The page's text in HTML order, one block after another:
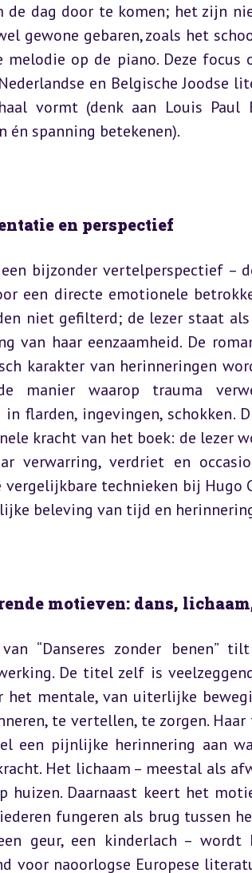
dag door te komen; het zijn
gewone gebaren, zoals het
melodie op de piano. Deze
en Belgische Joodse
vormt (denk aan Louis Paul
spanning betekenen).
en perspectief
bijzonder vertelperspectief
een directe emotionele
niet gefilterd; de lezer staat
van haar eenzaamheid. De
karakter van herinneringen
manier waarop trauma
in flarden, ingevingen, schokken.
kracht van het boek: de lezer
verwarring, verdriet en
technieken bij Hugo
beleving van tijd en
motieven: dans,
“Danseres zonder benen”
De titel zelf is
het mentale, van uiterlijke
te vertellen, te zorgen.
een pijnlijke herinnering aan
Het lichaam – meestal als
huizen. Daarnaast keert het
fungeren als brug tussen
geur, een kinderlach – wordt
voor naoorlogse Europese